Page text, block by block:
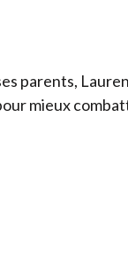
parents,
mieux